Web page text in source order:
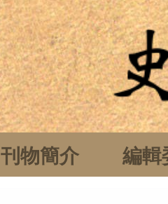
刊物簡介 編輯